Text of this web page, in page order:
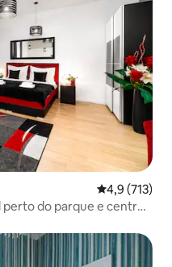
4,9 de uma
4,9 (713)
do parque e centro